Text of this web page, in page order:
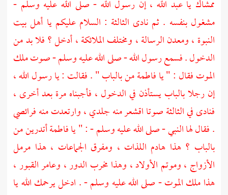
ممشاك يا عبد الله ، إن رسول الله - صلى الله عليه وسلم -
مشغول بنفسه . ثم نادى الثالثة : السلام عليكم يا أهل بيت
النبوة ، ومعدن الرسالة ، ومختلف الملائكة ، أدخل ؟ فلا بد من
الدخول . فسمع رسول الله - صلى الله عليه وسلم - صوتملك
الموتفقال : " يافاطمةمن بالباب " . فقالت : يا رسول الله ،
إن رجلا بالباب يستأذن في الدخول ، فأجبناه مرة بعد أخرى ،
فنادى في الثالثة صوتا اقشعر منه جلدي ، وارتعدت منه فرائصي
. فقال لها النبي - صلى الله عليه وسلم - : " يافاطمةأتدرين من
بالباب ؟ هذا هادم اللذات ، ومفرق الجماعات ، هذا مرمل
الأزواج ، وموتم الأولاد ، وهذا مخرب الدور ، وعامر القبور ،
هذاملك الموت- صلى الله عليه وسلم - . ادخل يرحمك الله يا